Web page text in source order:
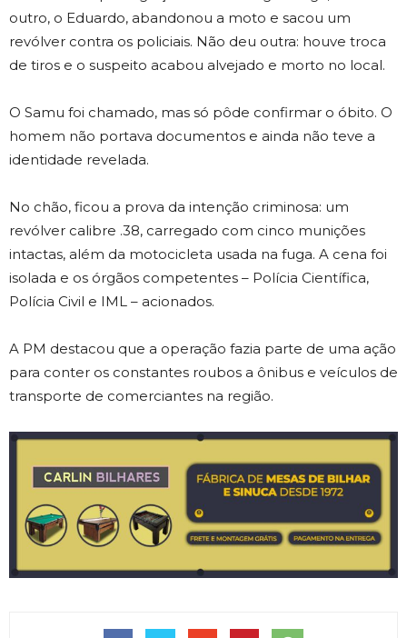
outro, o Eduardo, abandonou a moto e sacou um
revólver contra os policiais. Não deu outra: houve troca
de tiros e o suspeito acabou alvejado e morto no local.
O Samu foi chamado, mas só pôde confirmar o óbito. O
homem não portava documentos e ainda não teve a
identidade revelada.
No chão, ficou a prova da intenção criminosa: um
revólver calibre .38, carregado com cinco munições
intactas, além da motocicleta usada na fuga. A cena foi
isolada e os órgãos competentes – Polícia Científica,
Polícia Civil e IML – acionados.
A PM destacou que a operação fazia parte de uma ação
para conter os constantes roubos a ônibus e veículos de
transporte de comerciantes na região.